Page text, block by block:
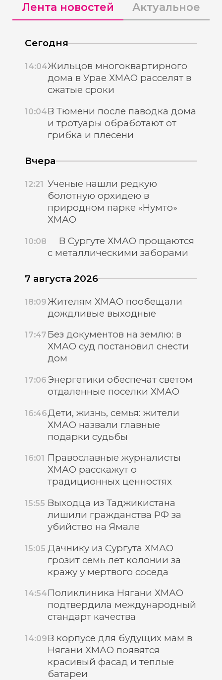
Лента новостей Актуальное
Сегодня
14:04Жильцов многоквартирного
дома в Урае ХМАО расселят в
сжатые сроки
10:04В Тюмени после паводка дома
и тротуары обработают от
грибка и плесени
Вчера
12:21 Ученые нашли редкую
болотную орхидею в
природном парке «Нумто»
ХМАО
10:08
В Сургуте ХМАО прощаются
с металлическими заборами
7 августа 2026
18:09 Жителям ХМАО пообещали
дождливые выходные
17:47 Без документов на землю: в
ХМАО суд постановил снести
дом
17:06 Энергетики обеспечат светом
отдаленные поселки ХМАО
16:46Дети, жизнь, семья: жители
ХМАО назвали главные
подарки судьбы
16:01 Православные журналисты
ХМАО расскажут о
традиционных ценностях
15:55 Выходца из Таджикистана
лишили гражданства РФ за
убийство на Ямале
15:05 Дачнику из Сургута ХМАО
грозит семь лет колонии за
кражу у мертвого соседа
14:54Поликлиника Нягани ХМАО
подтвердила международный
стандарт качества
14:09В корпусе для будущих мам в
Нягани ХМАО появятся
красивый фасад и теплые
батареи